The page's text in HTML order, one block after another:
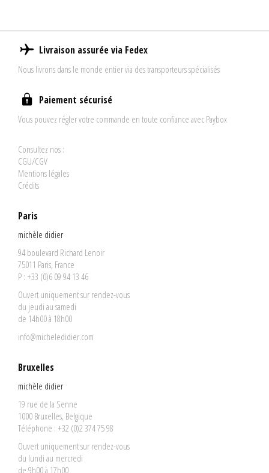
Livraison assurée via Fedex
Nous livrons dans le monde entier via des transporteurs spécialisés
Paiement sécurisé
Vous pouvez régler votre commande en toute confiance avec Paybox
Consultez nos :
CGU/CGV
Mentions légales
Crédits
Paris
michèle didier
94 boulevard Richard Lenoir
75011 Paris, France
P : +33 (0)6 09 94 13 46
Ouvert uniquement sur rendez-vous
du jeudi au samedi
de 14h00 à 18h00
info@micheledidier.com
Bruxelles
michèle didier
19 rue de la Senne
1000 Bruxelles, Belgique
Téléphone : +32 (0)2 374 75 98
Ouvert uniquement sur rendez-vous
du lundi au mercredi
de 9h00 à 17h00